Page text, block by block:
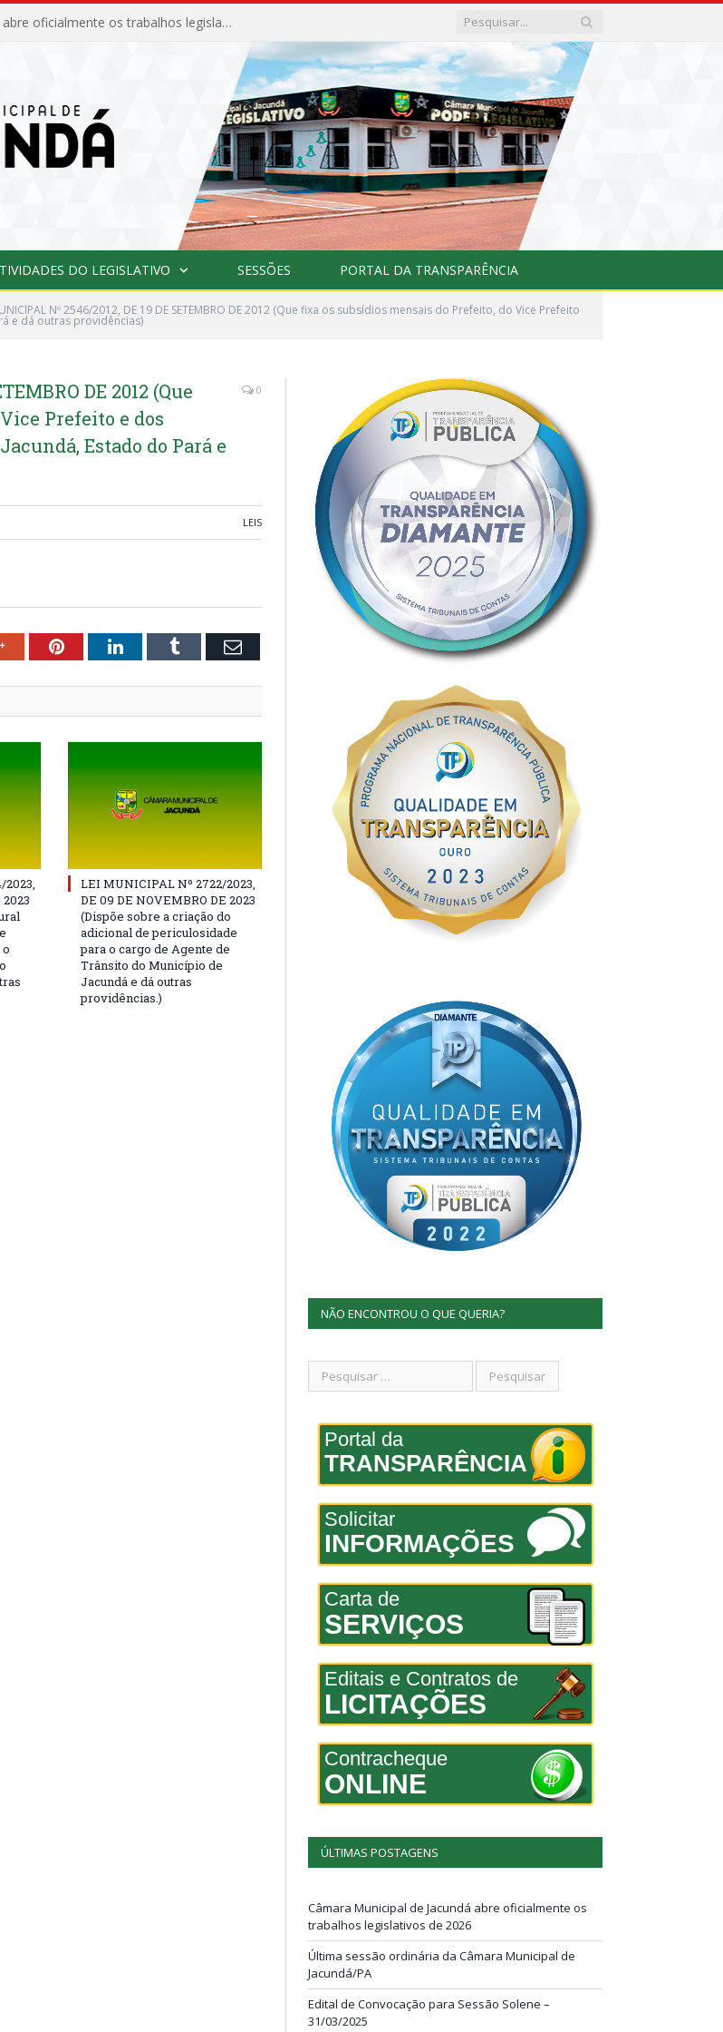
Câmara Municipal de Jacundá abre oficialmente os trabalhos legislativos de 2026
DO LEGISLATIVO SESSÕES PORTAL DA TRANSPARÊNCIA
Nº 2546/2012, DE 19 DE SETEMBRO DE 2012 (Que fixa os subsídios mensais do Prefeito, do Vice Prefeito
e dá outras providências)
DE 2012 (Que
Prefeito e dos
Estado do Pará e
0
LEIS
Google+PinterestLinkedInTumblr Email
2023
LEI MUNICIPAL Nº 2722/2023,
DE 09 DE NOVEMBRO DE 2023
(Dispõe sobre a criação do
adicional de periculosidade
para o cargo de Agente de
Trânsito do Município de
Jacundá e dá outras
providências.)
NÃO ENCONTROU O QUE QUERIA?
Portal da
TRANSPARÊNCIA
Solicitar
INFORMAÇÕES
Carta de
SERVIÇOS
Editais e Contratos de
LICITAÇÕES
Contracheque
ONLINE
ÚLTIMAS POSTAGENS
Câmara Municipal de Jacundá abre oficialmente os
trabalhos legislativos de 2026
Última sessão ordinária da Câmara Municipal de
Jacundá/PA
Edital de Convocação para Sessão Solene –
31/03/2025